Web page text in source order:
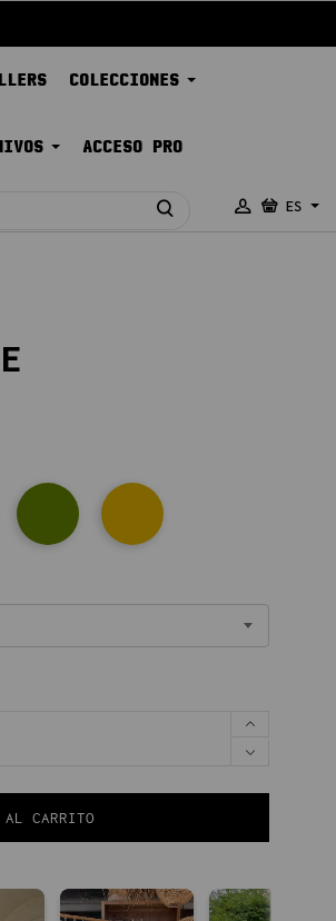
COLECCIONES
ACCESO PRO
ES
AL CARRITO